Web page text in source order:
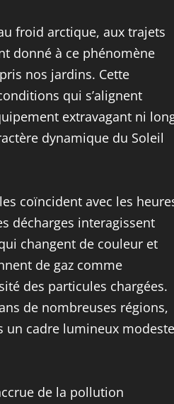
froid arctique, aux trajets
donné à ce phénomène
nos jardins. Cette
qui s’alignent
extravagant ni
dynamique du Soleil
coïncident avec les
décharges interagissent
changent de couleur et
de gaz comme
des particules chargées.
de nombreuses régions,
un cadre lumineux modeste
de la pollution